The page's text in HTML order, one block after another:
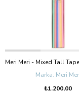
Meri
₺1.200,00